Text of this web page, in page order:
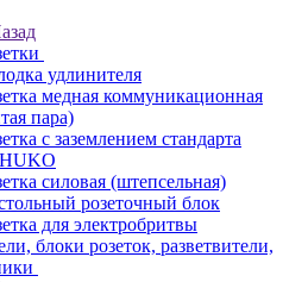
удлинителя
медная коммуникационная
пара)
с заземлением стандарта
силовая (штепсельная)
розеточный блок
для электробритвы
блоки розеток, разветвители,